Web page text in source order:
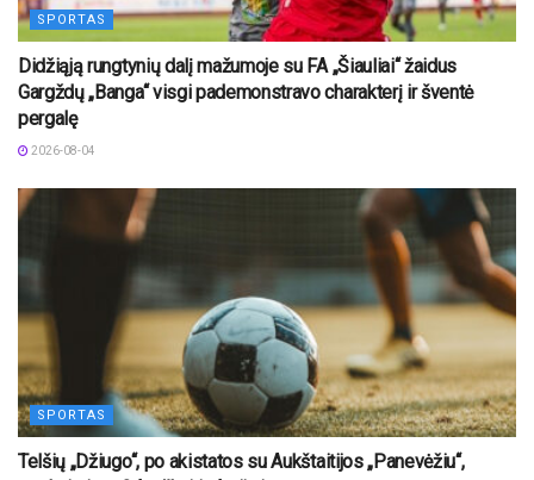
SPORTAS
Didžiąją rungtynių dalį mažumoje su FA „Šiauliai“ žaidus
Gargždų „Banga“ visgi pademonstravo charakterį ir šventė
pergalę
2026-08-04
SPORTAS
Telšių „Džiugo“, po akistatos su Aukštaitijos „Panevėžiu“,